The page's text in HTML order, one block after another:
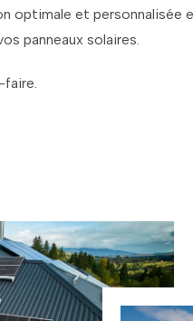
optimale et personnalisée
panneaux solaires.
faire.